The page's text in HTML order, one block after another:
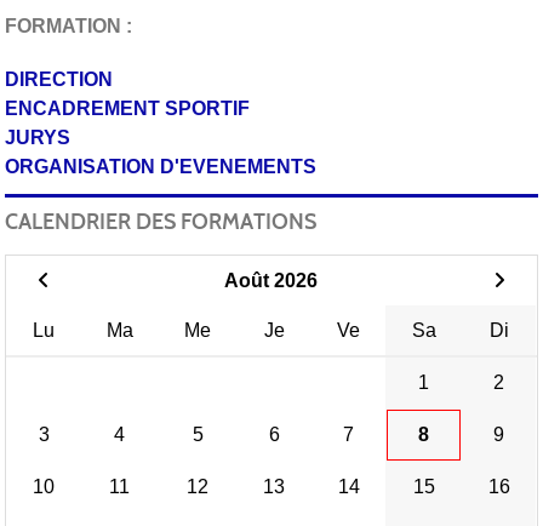
FORMATION :
DIRECTION
ENCADREMENT SPORTIF
JURYS
ORGANISATION D'EVENEMENTS
CALENDRIER DES FORMATIONS
Août 2026
Lu Ma Me Je Ve Sa Di
1 2
3 4 5 6 7 8 9
10 11 12 13 14 15 16